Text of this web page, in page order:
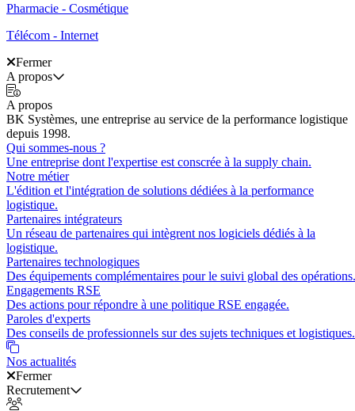
Pharmacie - Cosmétique
Télécom - Internet
Fermer
A propos
A propos
BK Systèmes, une entreprise au service de la performance logistique
depuis 1998.
Qui sommes-nous ?
Une entreprise dont l'expertise est conscrée à la supply chain.
Notre métier
L'édition et l'intégration de solutions dédiées à la performance
logistique.
Partenaires intégrateurs
Un réseau de partenaires qui intègrent nos logiciels dédiés à la
logistique.
Partenaires technologiques
Des équipements complémentaires pour le suivi global des opérations.
Engagements RSE
Des actions pour répondre à une politique RSE engagée.
Paroles d'experts
Des conseils de professionnels sur des sujets techniques et logistiques.
Nos actualités
Fermer
Recrutement